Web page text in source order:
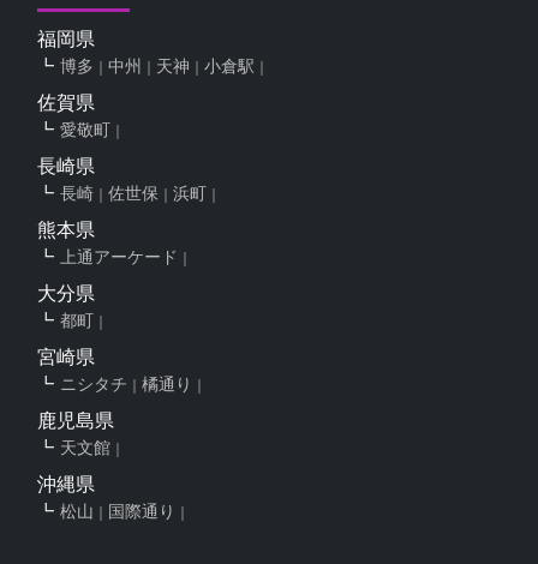
福岡県
博多 中州 天神 小倉駅
佐賀県
愛敬町
長崎県
長崎 佐世保 浜町
熊本県
上通アーケード
大分県
都町
宮崎県
ニシタチ 橘通り
鹿児島県
天文館
沖縄県
松山 国際通り